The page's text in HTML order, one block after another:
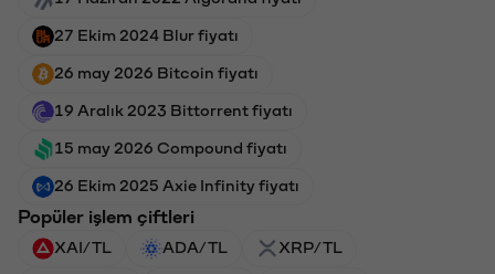
27 Ekim 2024 Blur fiyatı
26 may 2026 Bitcoin fiyatı
19 Aralık 2023 Bittorrent fiyatı
15 may 2026 Compound fiyatı
26 Ekim 2025 Axie Infinity fiyatı
Popüler işlem çiftleri
XAI/TL ADA/TL XRP/TL